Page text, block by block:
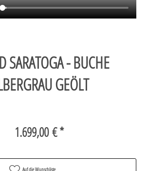
SARATOGA - BUCHE
GEÖLT
1.699,00 € *
Auf die Wunschliste